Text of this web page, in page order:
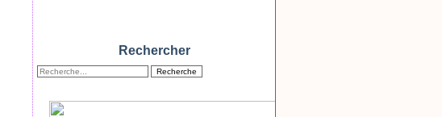
Rechercher